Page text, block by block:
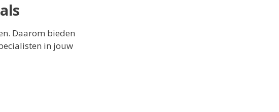
Daarom bieden
in jouw